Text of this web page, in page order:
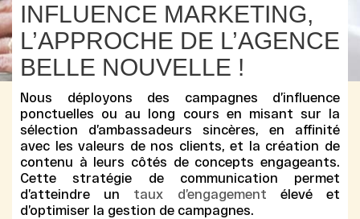
INFLUENCE MARKETING,
L’APPROCHE DE L’AGENCE
BELLE NOUVELLE !
Nous déployons des campagnes d’influence
ponctuelles ou au long cours en misant sur la
sélection d’ambassadeurs sincères, en affinité
avec les valeurs de nos clients, et la création de
contenu à leurs côtés de concepts engageants.
Cettestratégie de communication permet
d’atteindre un taux d’engagement élevé et
d’optimiser la gestion de campagnes.